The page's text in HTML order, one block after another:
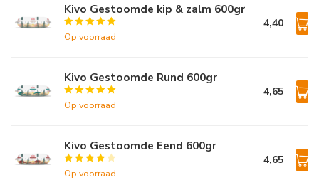
Kivo Gestoomde kip & zalm 600gr
Op voorraad
4,40
Kivo Gestoomde Rund 600gr
Op voorraad
4,65
Kivo Gestoomde Eend 600gr
Op voorraad
4,65